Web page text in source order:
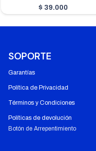
$ 39.000
SOPORTE
Garantías
Política de Privacidad
Términos y Condiciones
Políticas de devolución
Botón de Arrepentimiento